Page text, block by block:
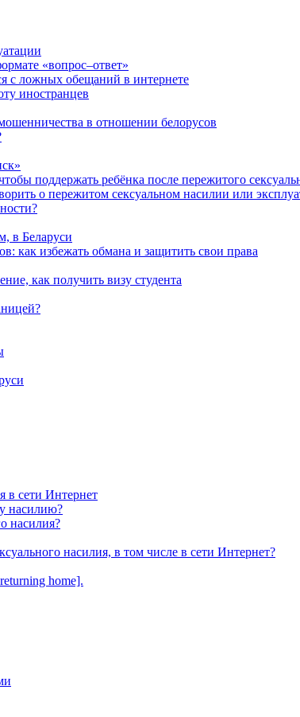
«вопрос–ответ»
с ложных обещаний в интернете
иностранцев
в отношении белорусов
поддержать ребёнка после пережитого
о пережитом сексуальном насилии или
в Беларуси
как избежать обмана и защитить свои права
как получить визу студента
в сети Интернет
насилию?
насилия?
насилия, в том числе в сети Интернет?
home].